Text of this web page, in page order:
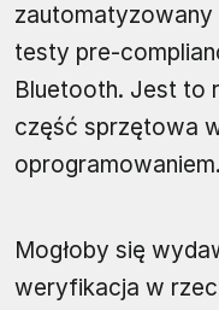
testy pre-
Bluetooth. Jest to
część sprzętowa
oprogramowaniem.
Mogłoby się
weryfikacja w